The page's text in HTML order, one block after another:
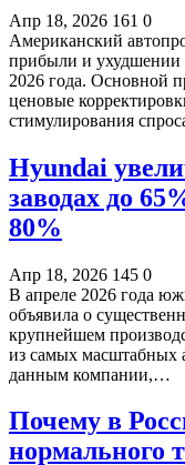
Апр 18, 2026 161 0
Американский
прибыли и ухудшении
2026 года. Основной
ценовые
стимулирования
Hyundai
заводах до
80%
Апр 18, 2026 145 0
В апреле 2026 года
объявила о
крупнейшем
из самых масштабных
данным компании,…
Почему в
нормального